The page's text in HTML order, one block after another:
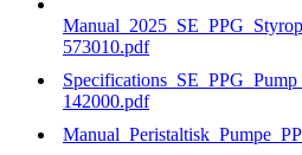
573010.pdf
142000.pdf